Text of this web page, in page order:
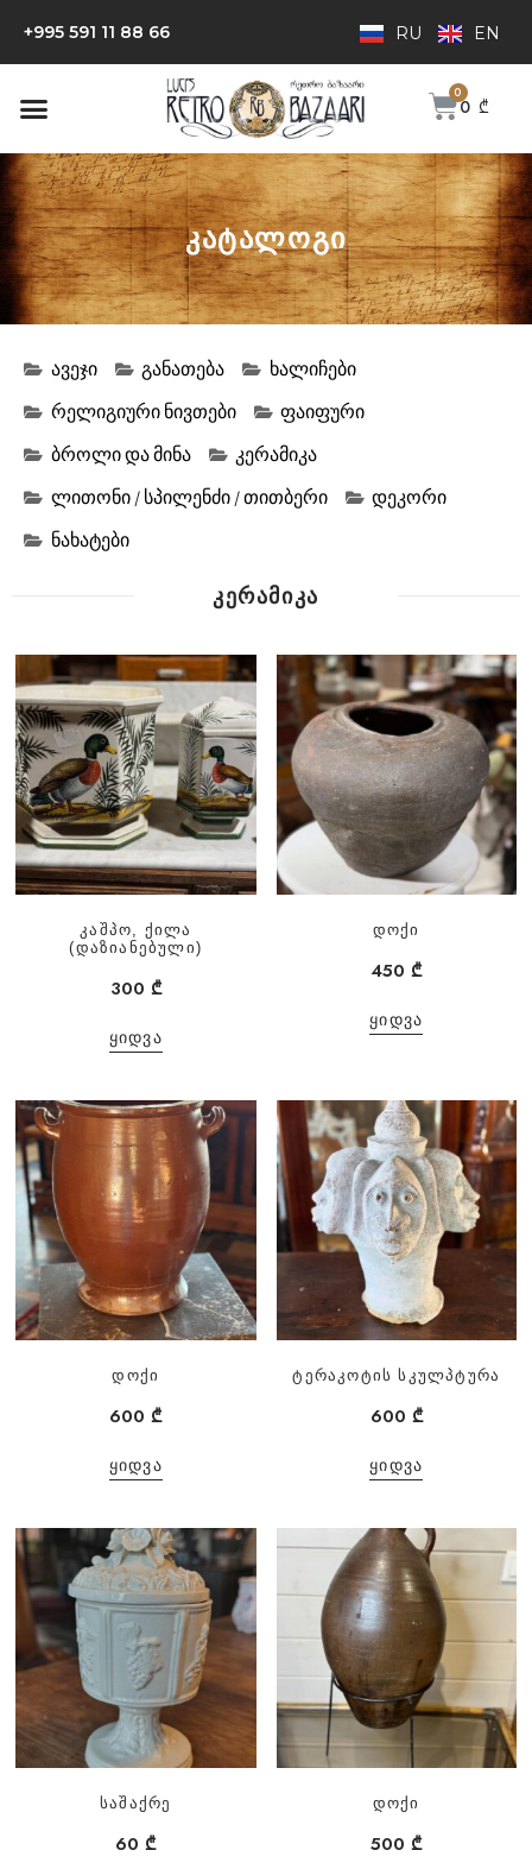
+995 591 11 88 66 RU EN
0 ₾
ᲙᲐᲢᲐᲚᲝᲒᲘ
ავეჯი განათება
ხალიჩები
რელიგიური ნივთები
ფაიფური
ბროლი და მინა
კერამიკა
ლითონი / სპილენძი / თითბერი
დეკორი
ნახატები
ᲙᲔᲠᲐᲛᲘᲙᲐ
კაშპო, ქილა
(დაზიანებული)
300 ₾
ᲧᲘᲓᲕᲐ
დოქი
450₾
ᲧᲘᲓᲕᲐ
დოქი
600₾
ᲧᲘᲓᲕᲐ
ტერაკოტის სკულპტურა
600 ₾
ᲧᲘᲓᲕᲐ
საშაქრე
60₾
დოქი
500₾